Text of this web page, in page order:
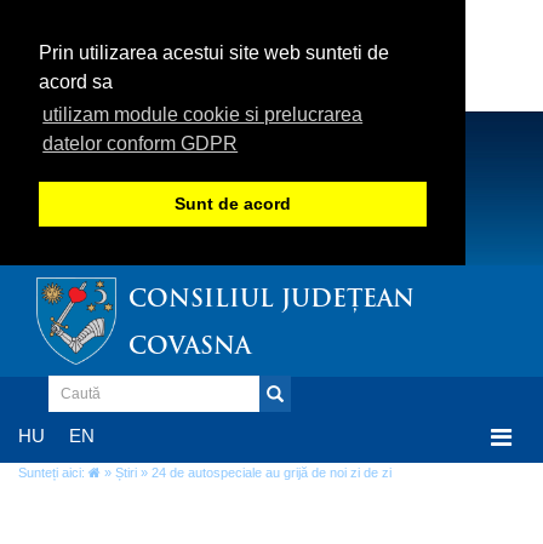
Prin utilizarea acestui site web sunteti de
acord sa
utilizam module cookie si prelucrarea
datelor conform GDPR
Sunt de acord
CONSILIUL JUDEȚEAN
COVASNA
HU EN
Sunteți aici: » Știri » 24 de autospeciale au grijă de noi zi de zi